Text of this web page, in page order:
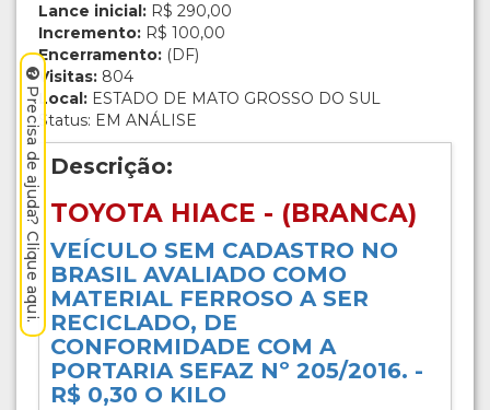
Lance inicial: R$ 290,00
Incremento: R$ 100,00
Encerramento: (DF)
Visitas: 804
Local: ESTADO DE MATO GROSSO DO SUL
Status: EM ANÁLISE
Descrição:
TOYOTA HIACE - (BRANCA)
VEÍCULO SEM CADASTRO NO
BRASIL AVALIADO COMO
MATERIAL FERROSO A SER
RECICLADO, DE
CONFORMIDADE COM A
PORTARIA SEFAZ Nº 205/2016. -
R$ 0,30 O KILO
Precisa de ajuda? Clique aqui.